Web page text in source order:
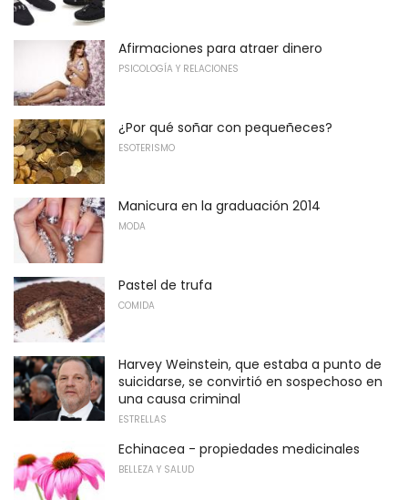
Afirmaciones para atraer dinero
PSICOLOGÍA Y RELACIONES
¿Por qué soñar con pequeñeces?
ESOTERISMO
Manicura en la graduación 2014
MODA
Pastel de trufa
COMIDA
Harvey Weinstein, que estaba a punto de
suicidarse, se convirtió en sospechoso en
una causa criminal
ESTRELLAS
Echinacea - propiedades medicinales
BELLEZA Y SALUD